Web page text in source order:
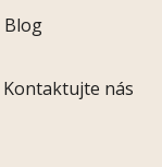
Blog
Kontaktujte nás